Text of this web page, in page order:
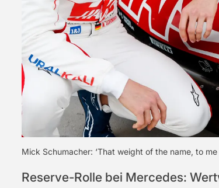
Mick Schumacher: ‘That weight of the name, to
Reserve-Rolle bei Mercedes: